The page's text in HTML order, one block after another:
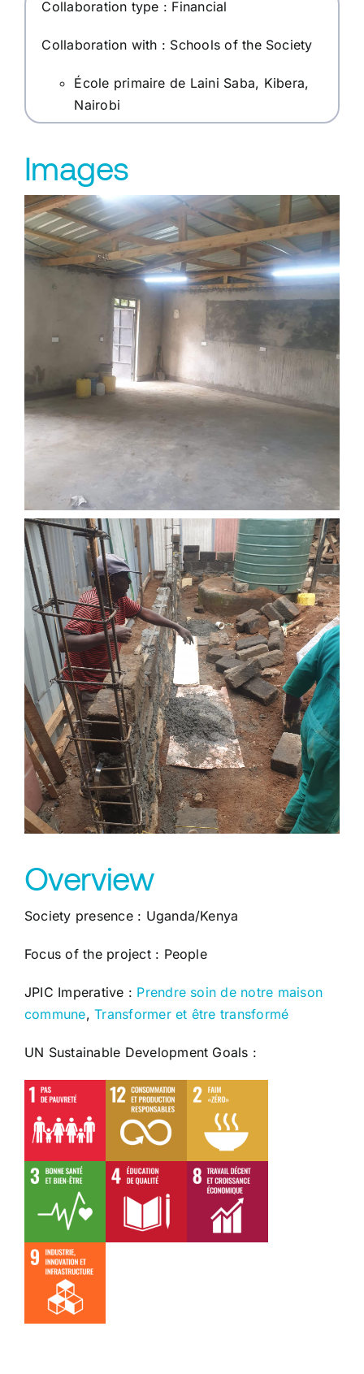
Collaboration type : Financial
Collaboration with : Schools of the Society
École primaire de Laini Saba, Kibera,
Nairobi
Images
Overview
Society presence : Uganda/Kenya
Focus of the project : People
JPIC Imperative : Prendre soin de notre maison
commune,Transformer et être transformé
UN Sustainable Development Goals :